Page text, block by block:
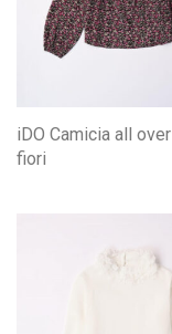
iDO Camicia all over
fiori